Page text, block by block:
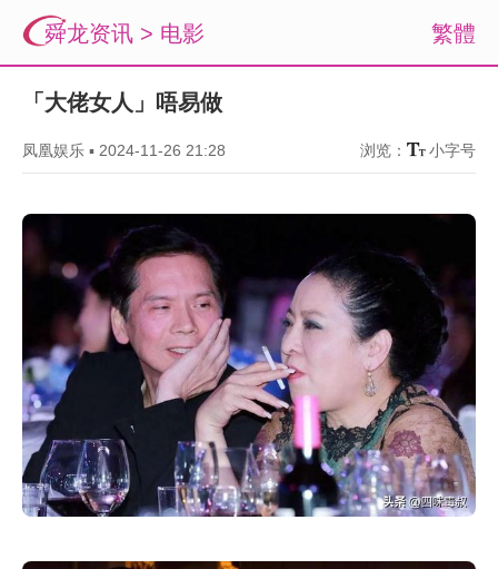
繁體
舜龙资讯 > 电影
「大佬女人」唔易做
凤凰娱乐 ▪ 2024-11-26 21:28 浏览： 小字号